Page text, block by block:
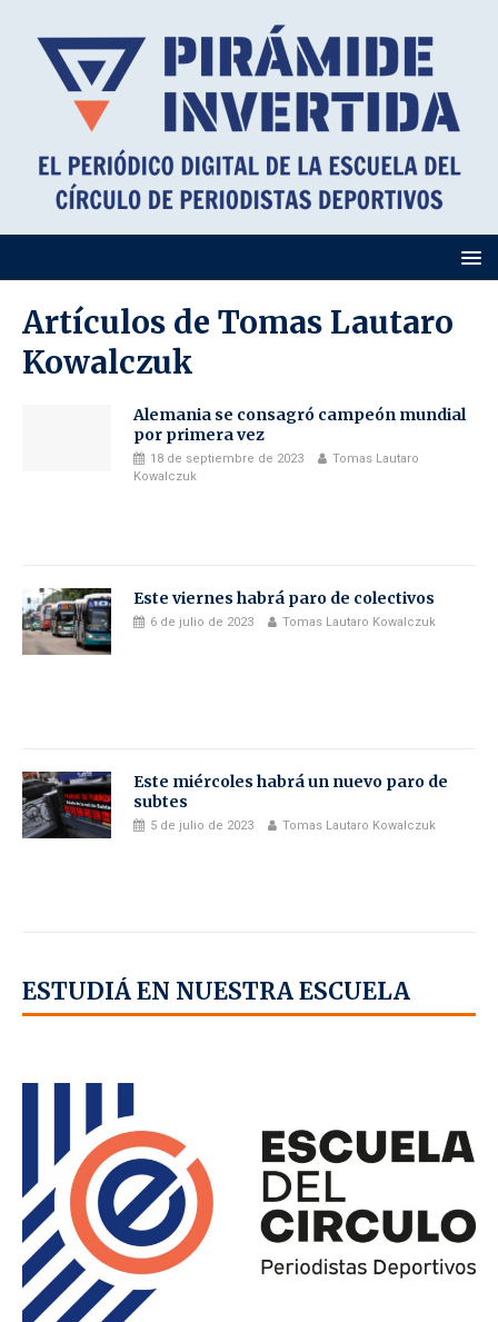
Artículos de Tomas Lautaro
Kowalczuk
Alemania se consagró campeón mundial
por primera vez
18 de septiembre de 2023
Tomas Lautaro
Kowalczuk
Este viernes habrá paro de colectivos
6 de julio de 2023 Tomas Lautaro Kowalczuk
Este miércoles habrá un nuevo paro de
subtes
5 de julio de 2023 Tomas Lautaro Kowalczuk
ESTUDIÁ EN NUESTRA ESCUELA